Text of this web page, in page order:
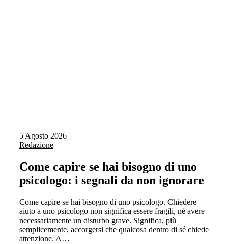
5 Agosto 2026
Redazione
Come capire se hai bisogno di uno
psicologo: i segnali da non ignorare
Come capire se hai bisogno di uno psicologo. Chiedere
aiuto a uno psicologo non significa essere fragili, né avere
necessariamente un disturbo grave. Significa, più
semplicemente, accorgersi che qualcosa dentro di sé chiede
attenzione. A…